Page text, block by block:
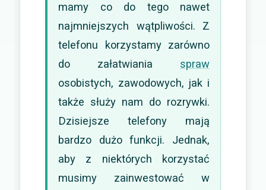
mamy co do tego nawet
najmniejszych wątpliwości. Z
telefonu korzystamy zarówno
do załatwiania spraw
osobistych, zawodowych, jak i
także służy nam do rozrywki.
Dzisiejsze telefony mają
bardzo dużo funkcji. Jednak,
aby z niektórych korzystać
musimy zainwestować w